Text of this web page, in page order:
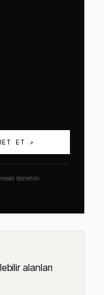
ET ↗
denetim
alanları